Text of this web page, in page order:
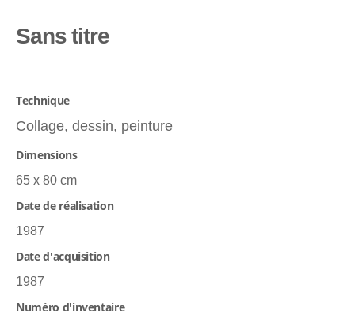
Sans titre
Technique
Collage, dessin, peinture
Dimensions
65 x 80 cm
Date de réalisation
1987
Date d'acquisition
1987
Numéro d'inventaire